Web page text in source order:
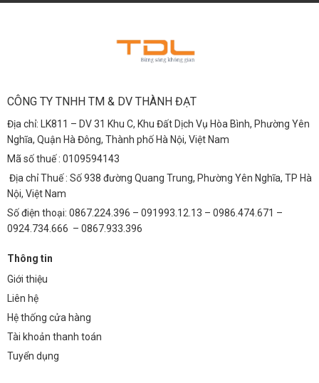
CÔNG TY TNHH TM & DV THÀNH ĐẠT
Địa chỉ: LK811 – DV 31 Khu C, Khu Đất Dịch Vụ Hòa Bình, Phường Yên
Nghĩa, Quận Hà Đông, Thành phố Hà Nội, Việt Nam
Mã số thuế : 0109594143
Địa chỉ Thuế : Số 938 đường Quang Trung, Phường Yên Nghĩa, TP Hà
Nội, Việt Nam
Số điện thoại: 0867.224.396 – 091993.12.13 – 0986.474.671 –
0924.734.666 – 0867.933.396
Thông tin
Giới thiệu
Liên hệ
Hệ thống cửa hàng
Tài khoản thanh toán
Tuyển dụng